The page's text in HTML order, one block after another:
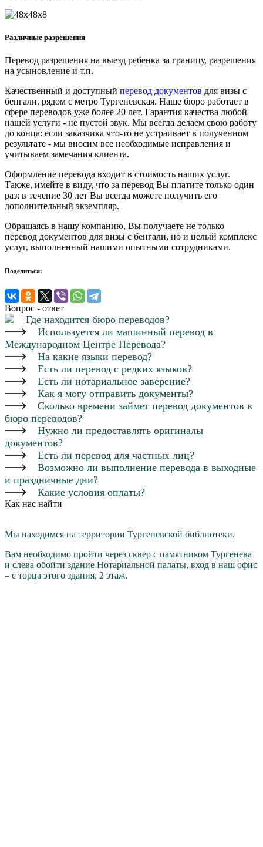
Различные разрешения
Перевод разрешения на выезд ребенка за границу, разрешения
на усыновление и т.п.
Качественный и доступный перевод документов для визы с
бенгали, рядом с метро Тургеневская. Наше бюро работает в
сфере переводов уже более 20 лет. Гарантия качества любой
нашей услуги - не пустой звук. Мы всегда делаем свою работу
до конца: если заказчика что-то не устраивает в полученном
результате - мы вносим все необходимые исправления и
учитываем замечания клиента.
Оформление перевода входит в стоимость наших услуг.
Также, имейте в виду, что за перевод Вы платите только один
раз: в течение 30 лет Вы всегда можете получить его
дополнительный экземпляр.
Обращаясь в нашу компанию, Вы получаете не только
перевод документов для визы с бенгали, но и целый комплекс
услуг, выполненный нашими опытными сотрудниками.
Поделиться:
Вопрос - ответ
Где находится бюро переводов?
Используется ли машинный перевод в
Международном Центре Перевода?
На какие языки перевод?
Есть ли перевод с редких языков?
Есть ли нотариальное заверение?
Как я могу отправить документы?
Сколько времени займет перевод документов в
бюро переводов?
Нужно ли предоставлять оригиналы
документов?
Есть ли перевод для частных лиц?
Возможно ли выполнение перевода в выходные
и праздничные дни?
Какие условия оплаты?
Как нас найти
Мы находимся на территории Тургеневской библиотеки.
Вам необходимо пройти через cквер с памятником Тургенева
и слева обойти здание Нотариальной палаты, вход в наш офис
– с торца этого здания, 2 этаж.